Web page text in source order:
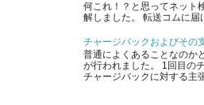
何これ！？と思ってネット
解しました。 転送コムに
チャージバックおよびその
普通によくあることなのか
が行われました。 1回目の
チャージバックに対する主